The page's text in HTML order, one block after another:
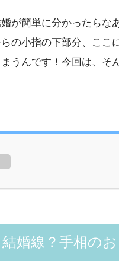
が簡単に分かったら
の小指の下部分、ここ
うんです！今回は、そ
婚線？手相の